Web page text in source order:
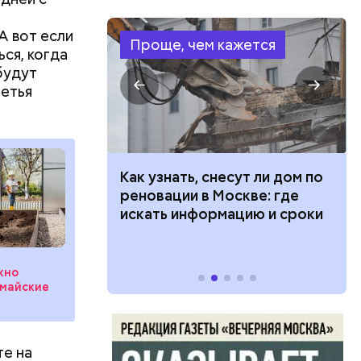
вот если
когда
на
Проще, чем кажется
тысяч
при
кто может
нужны
Как узнать, снесут ли дом по
реновации в Москве: где
искать информацию и сроки